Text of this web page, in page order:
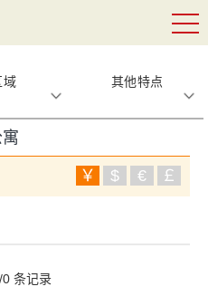
域 其他特点
￥ $ € ￡
条记录